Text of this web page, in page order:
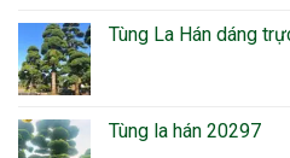
Tùng La Hán dáng
Tùng la hán 20297